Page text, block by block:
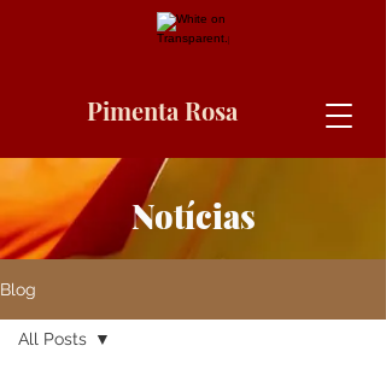
Pimenta Rosa
Notícias
Blog
All Posts